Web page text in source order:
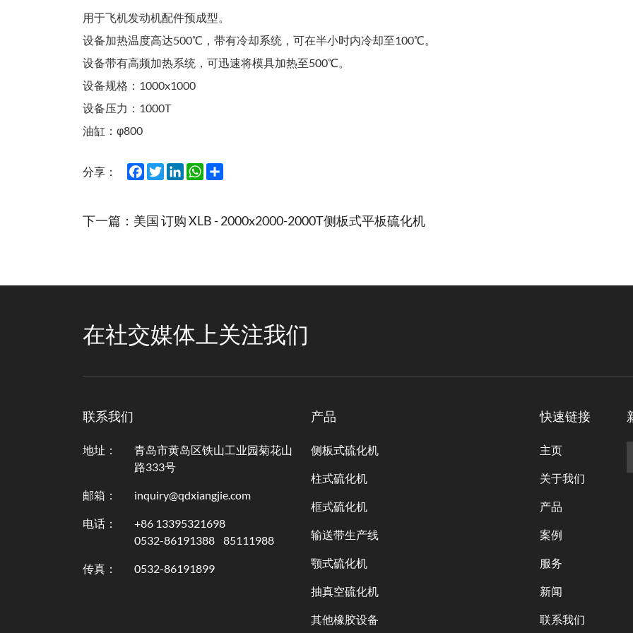
用于飞机发动机配件预成型。
设备加热温度高达500℃，带有冷却系统，可在半小时内冷却至100℃。
设备带有高频加热系统，可迅速将模具加热至500℃。
设备规格：1000x1000
设备压力：1000T
油缸：φ800
分享： Facebook
TwitterLinkedInWhatsApp
下一篇： 美国 订购 XLB - 2000x2000-2000T侧板式平板硫化机
在社交媒体上关注我们
联系我们
地址：
青岛市黄岛区铁山工业园菊花山
路333号
邮箱： inquiry@qdxiangjie.com
电话：
+86 13395321698
0532-86191388
85111988
传真： 0532-86191899
产品
侧板式硫化机
柱式硫化机
框式硫化机
输送带生产线
颚式硫化机
抽真空硫化机
其他橡胶设备
快速链接
主页
关于我们
产品
案例
服务
新闻
联系我们